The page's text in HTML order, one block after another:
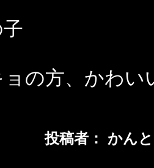
ョの方、かわい
投稿者： かん